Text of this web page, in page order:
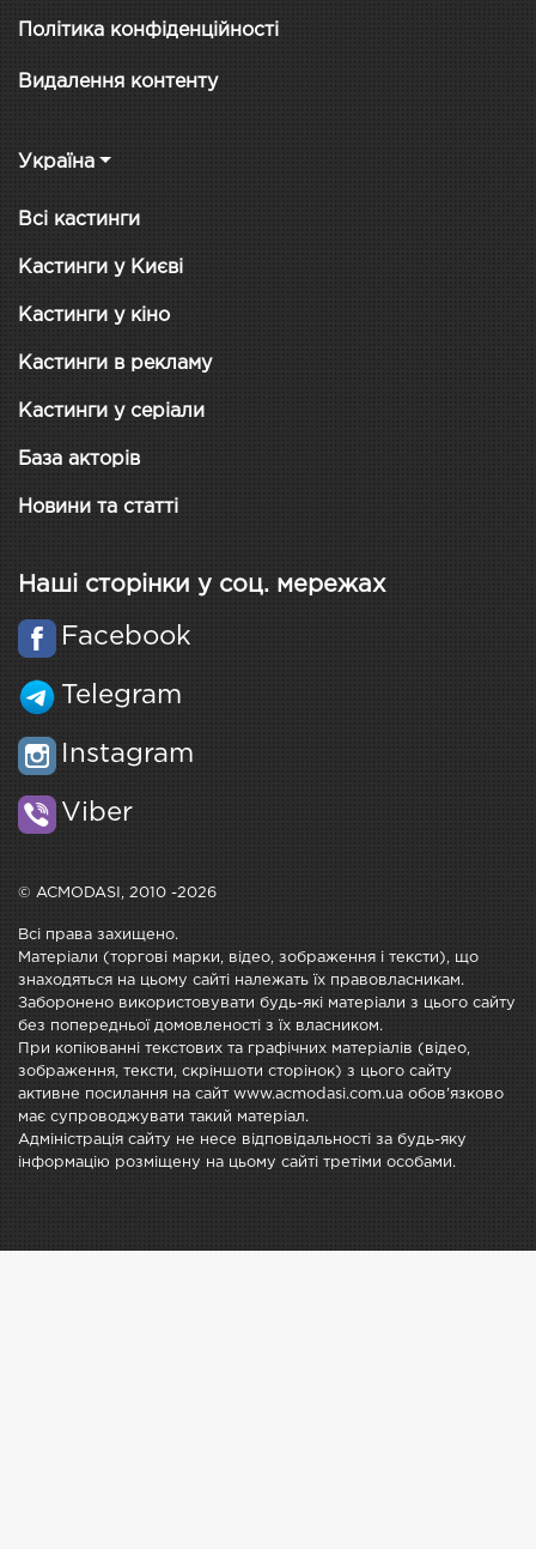
Політика конфіденційності
Видалення контенту
Україна
Всі кастинги
Кастинги у Києві
Кастинги у кіно
Кастинги в рекламу
Кастинги у серіали
База акторів
Новини та статті
Наші сторінки у соц. мережах
Facebook
Telegram
Instagram
Viber
© ACMODASI, 2010 -2026
Всі права захищено.
Матеріали (торгові марки, відео, зображення і тексти), що
знаходяться на цьому сайті належать їх правовласникам.
Заборонено використовувати будь-які матеріали з цього сайту
без попередньої домовленості з їх власником.
При копіюванні текстових та графічних матеріалів (відео,
зображення, тексти, скріншоти сторінок) з цього сайту
активне посилання на сайт www.acmodasi.com.ua обов'язково
має супроводжувати такий матеріал.
Адміністрація сайту не несе відповідальності за будь-яку
інформацію розміщену на цьому сайті третіми особами.